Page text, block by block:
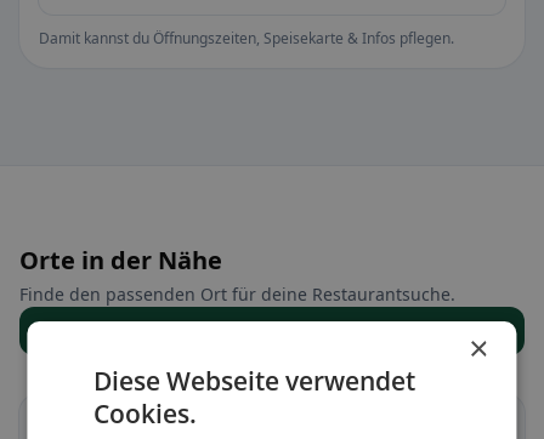
Damit kannst du Öffnungszeiten, Speisekarte & Infos pflegen.
Orte in der Nähe
Finde den passenden Ort für deine Restaurantsuche.
×
Diese Webseite verwendet
Cookies.